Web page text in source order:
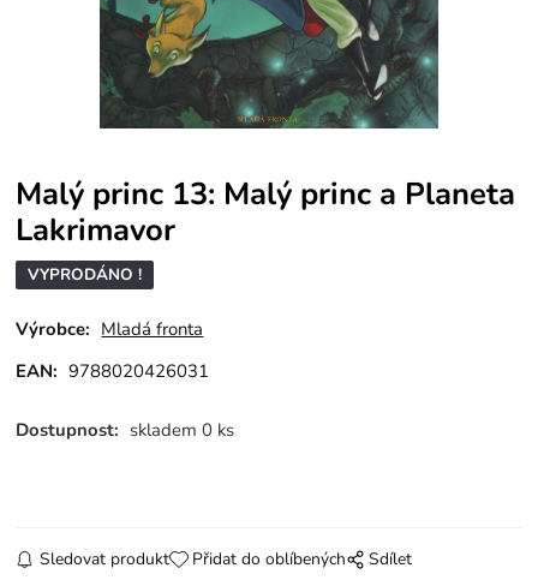
Malý princ 13: Malý princ a Planeta
Lakrimavor
VYPRODÁNO !
Výrobce: Mladá fronta
EAN: 9788020426031
Dostupnost: skladem 0 ks
Sledovat produkt Přidat do oblíbených Sdílet